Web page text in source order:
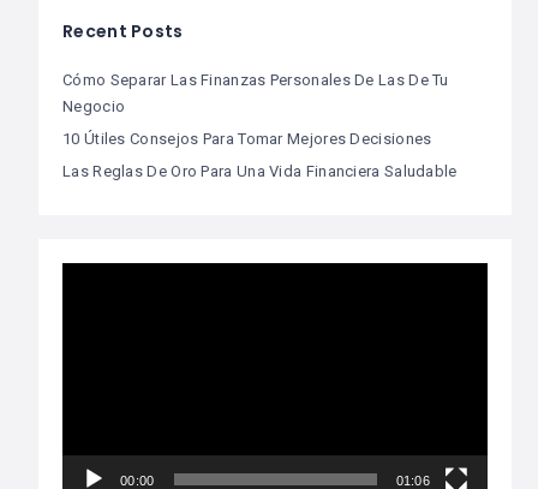
Recent Posts
Cómo Separar Las Finanzas Personales De Las De Tu
Negocio
10 Útiles Consejos Para Tomar Mejores Decisiones
Las Reglas De Oro Para Una Vida Financiera Saludable
00:00 01:06